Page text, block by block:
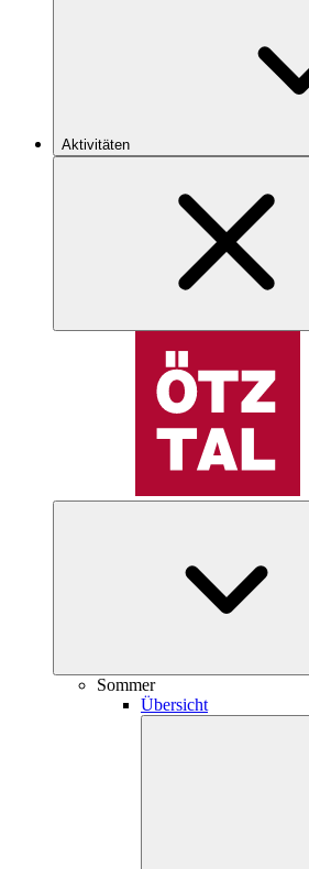
Aktivitäten
Sommer
Übersicht